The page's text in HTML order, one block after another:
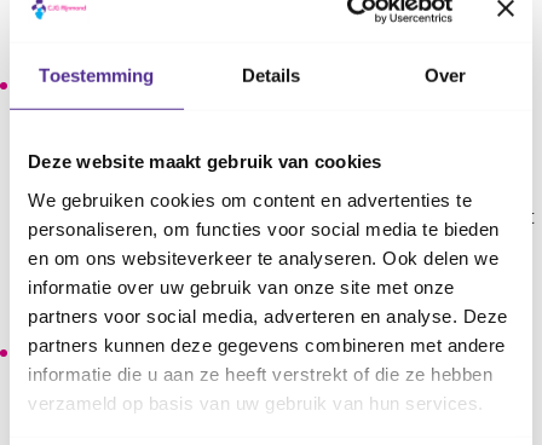
Toestemming Details Over
Deze website maakt gebruik van cookies
We gebruiken cookies om content en advertenties te
personaliseren, om functies voor social media te bieden
en om ons websiteverkeer te analyseren. Ook delen we
informatie over uw gebruik van onze site met onze
partners voor social media, adverteren en analyse. Deze
partners kunnen deze gegevens combineren met andere
informatie die u aan ze heeft verstrekt of die ze hebben
verzameld op basis van uw gebruik van hun services.
misbruik, of dat bepaald gedrag normaal is voor de
Als je een concreet vermoeden hebt en je kind het niet
zelf vertelt, kun je eerst eens naar iets heel concreets
vragen. Vraag dan bijvoorbeeld rustig en zoveel
dat je een zere plasser hebt, weet je misschien hoe dat
komt?’ Of als je kind weer apart is nagebleven bij de
trainer: ‘Weet je hoe dat kwam? Wat hebben jullie
gedaan?'
Een heftige reactie op een vermoeden van seksueel
misbruik is begrijpelijk, maar schadelijk. Vooral voor
jonge kinderen. Als je erg van streek bent, wat heel